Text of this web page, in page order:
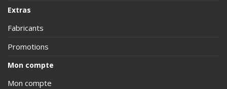
Extras
Fabricants
Promotions
Mon compte
Mon compte